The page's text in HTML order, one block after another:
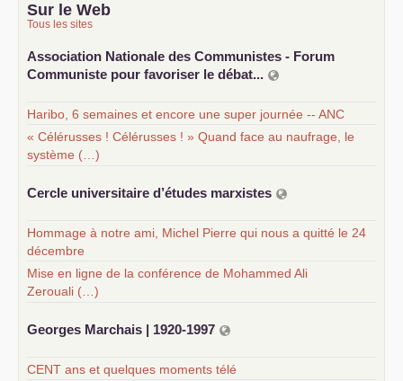
Sur le Web
Tous les sites
Association Nationale des Communistes - Forum
Communiste pour favoriser le débat...
Haribo, 6 semaines et encore une super journée -- ANC
« Célérusses ! Célérusses ! » Quand face au naufrage, le
système (…)
Cercle universitaire d’études marxistes
Hommage à notre ami, Michel Pierre qui nous a quitté le 24
décembre
Mise en ligne de la conférence de Mohammed Ali
Zerouali (…)
Georges Marchais | 1920-1997
CENT ans et quelques moments télé